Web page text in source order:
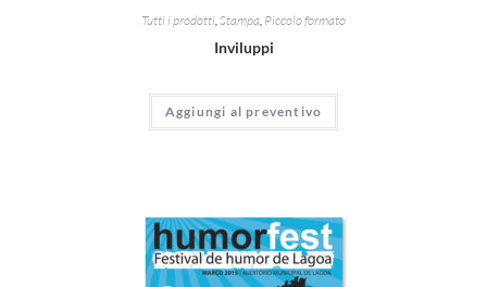
Tutti i prodotti Stampa Piccolo formato
Inviluppi
Aggiungi al preventivo